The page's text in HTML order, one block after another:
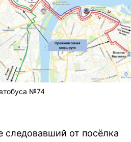
№74
от посёлка